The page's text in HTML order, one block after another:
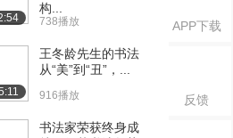
APP下载
反馈
构...
738播放
王冬龄先生的书法
从“美”到“丑”，...
916播放
书法家荣获终身成